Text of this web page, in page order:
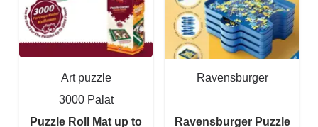
Art puzzle
3000 Palat
Puzzle Roll Mat up to
Ravensburger
Ravensburger Puzzle